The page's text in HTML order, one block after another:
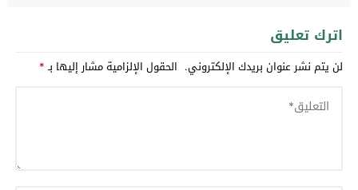
اترك تعليق
لن يتم نشر عنوان بريدك الإلكتروني. الحقول الإلزامية مشار إليها بـ*